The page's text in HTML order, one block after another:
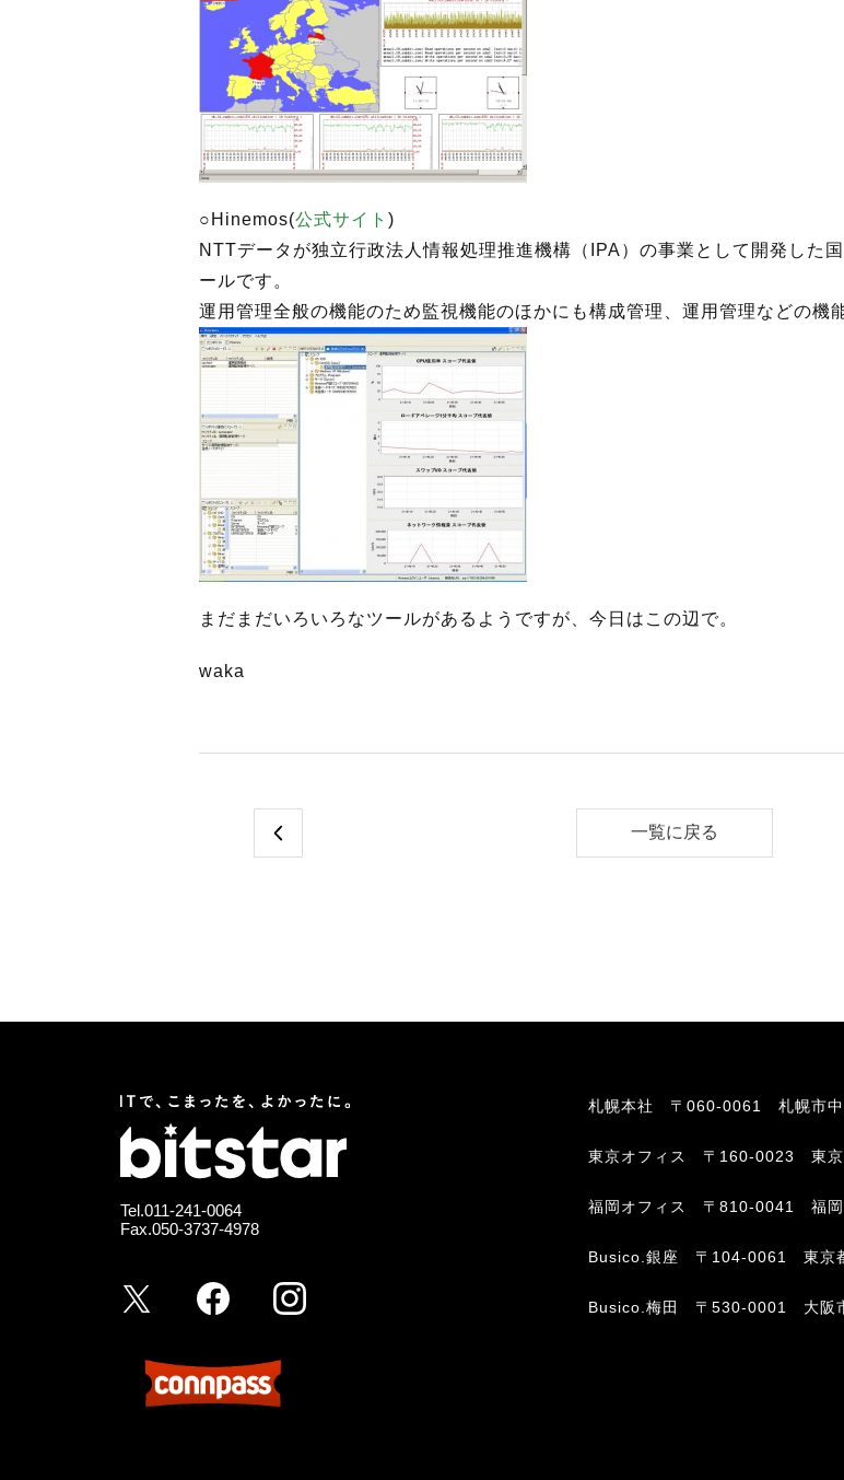
○Hinemos(公式サイト )
NTTデータが独立行政法人情報処理推進機構（IPA）の事業として開発した
ールです。
運用管理全般の機能のため監視機能のほかにも構成管理、運用管理などの機
まだまだいろいろなツールがあるようですが、今日はこの辺で。
waka
一覧に戻る
Tel.011-241-0064
Fax.050-3737-4978
札幌本社 〒060-0061 札幌市中
東京オフィス 〒160-0023 東京
福岡オフィス 〒810-0041 福岡
Busico.銀座 〒104-0061 東京
Busico.梅田 〒530-0001 大阪